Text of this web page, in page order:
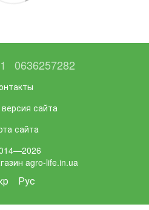
0636257282
сайта
сайта
agro-life.in.ua
Рус